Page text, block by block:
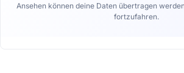
Ansehen können deine Daten übertragen
fortzufahren.